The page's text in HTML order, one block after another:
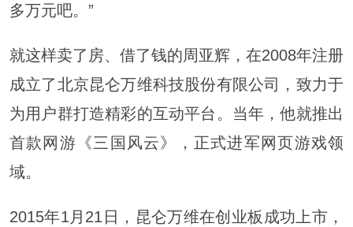
多万元吧。”
就这样卖了房、借了钱的周亚辉，在2008年注册
成立了北京昆仑万维科技股份有限公司，致力于
为用户群打造精彩的互动平台。当年，他就推出
首款网游《三国风云》，正式进军网页游戏领
域。
2015年1月21日，昆仑万维在创业板成功上市，